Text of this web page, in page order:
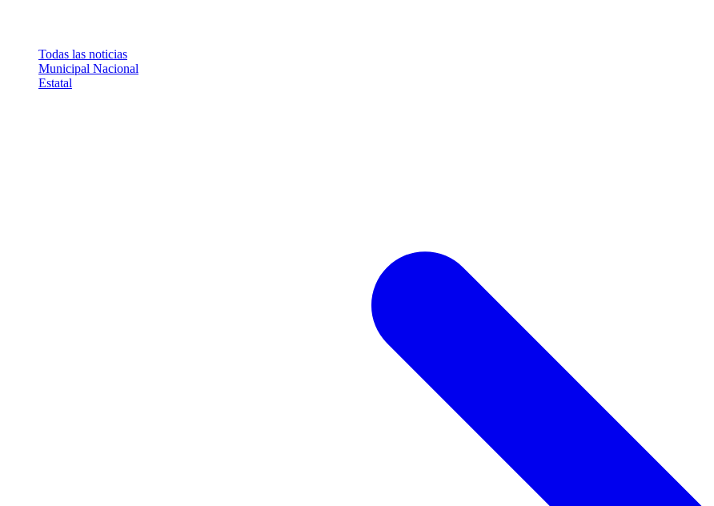
Todas las noticias
Municipal Nacional
Estatal